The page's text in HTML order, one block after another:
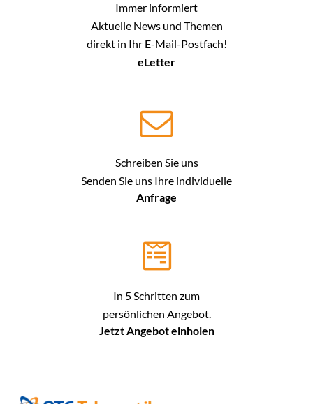
Immer informiert
Aktuelle News und Themen
direkt in Ihr E-Mail-Postfach!
eLetter
Schreiben Sie uns
Senden Sie uns Ihre individuelle
Anfrage
In 5 Schritten zum
persönlichen Angebot.
Jetzt Angebot einholen